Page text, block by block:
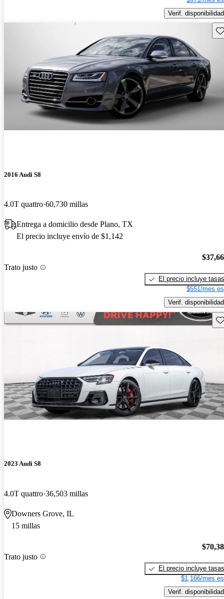
Verif. disponibilidad
2016 Audi S8
4.0T quattro 60,730 millas
Entrega a domicilio desde Plano, TX
El precio incluye envío de $1,142
Trato justo
El precio incluye tasas
$551/mes
Verif. disponibilidad
2023 Audi S8
4.0T quattro 36,503 millas
Downers Grove, IL
15 millas
Trato justo
El precio incluye tasas
$1,166/mes
Verif. disponibilidad